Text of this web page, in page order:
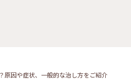
原因や症状、一般的な治し方をご紹介